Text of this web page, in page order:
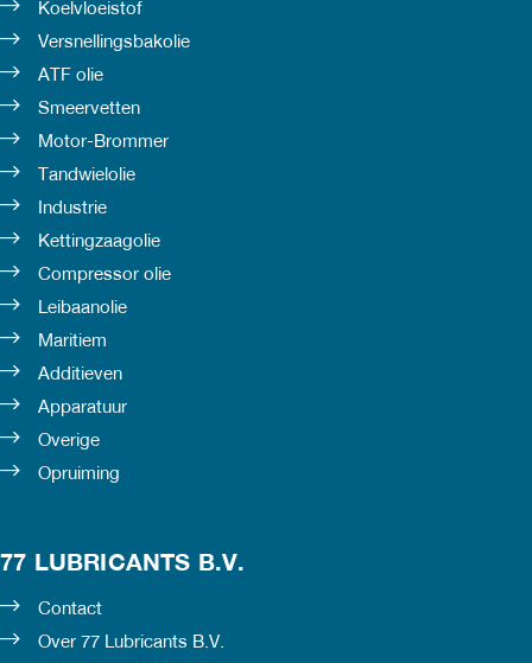
Koelvloeistof
Versnellingsbakolie
ATF olie
Smeervetten
Motor-Brommer
Tandwielolie
Industrie
Kettingzaagolie
Compressor olie
Leibaanolie
Maritiem
Additieven
Apparatuur
Overige
Opruiming
77 LUBRICANTS B.V.
Contact
Over 77 Lubricants B.V.